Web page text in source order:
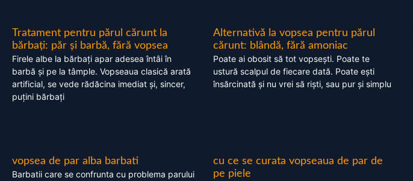
Tratament pentru părul cărunt la
bărbați: păr și barbă, fără vopsea
Firele albe la bărbați apar adesea întâi în
barbă și pe la tâmple. Vopseaua clasică arată
artificial, se vede rădăcina imediat și, sincer,
puțini bărbați
Alternativă la vopsea pentru părul
cărunt: blândă, fără amoniac
Poate ai obosit să tot vopsești. Poate te
ustură scalpul de fiecare dată. Poate ești
însărcinată și nu vrei să riști, sau pur și simplu
vopsea de par alba barbati
Barbatii care se confrunta cu problema parului
cu ce se curata vopseaua de par de
pe piele